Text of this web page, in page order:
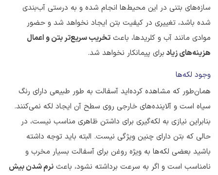
سازه‌های بتنی در این محیط‌ها انجام شده و به درستی آب‌بندی
شده باشد، تغییری در کیفیت بتن ایجاد نخواهد شد و حضور
موادی مانند آب و کلریدها، باعث تخریب سریع‌تر بتن و اعمال
هزینه‌های زیادبرای پیمانکار نخواهد شد.
وجود لکه‌ها
همان‌طور که مشاهده کرده‌اید آسفالت به طور طبیعی دارای رنگ
سیاه است و آلاینده‌های خارجی روی سطح آن ایجاد لکه نمی‌کنند.
بنابراین نیازی به لکه‌گیری برای داشتن ظاهری مناسب نیست، در
حالی که بتن دارای چنین ویژگی نیست. البته باید توجه داشته
باشید بعضی لکه‌ها به ویژه روغن برای آسفالت بسیار مخرب و
نامناسب است و اگر به سرعت برداشته نشود، باعث نرم شدن بیش